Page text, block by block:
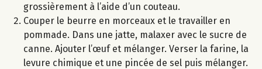
grossièrement à l’aide d’un couteau.
Couper le beurre en morceaux et le travailler en
pommade. Dans une jatte, malaxer avec le sucre de
canne. Ajouter l’œuf et mélanger. Verser la farine, la
levure chimique et une pincée de sel puis mélanger.